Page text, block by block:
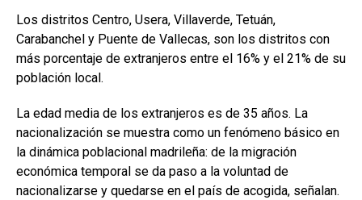
Los distritos Centro, Usera, Villaverde, Tetuán,
Carabanchel y Puente de Vallecas, son los distritos con
más porcentaje de extranjeros entre el 16% y el 21% de su
población local.
La edad media de los extranjeros es de 35 años. La
nacionalización se muestra como un fenómeno básico en
la dinámica poblacional madrileña: de la migración
económica temporal se da paso a la voluntad de
nacionalizarse y quedarse en el país de acogida, señalan.